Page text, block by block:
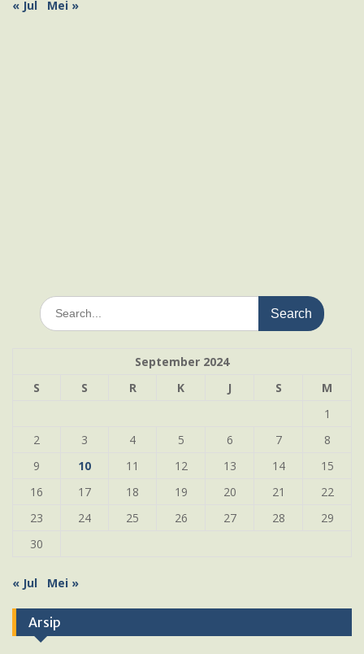
« Jul Mei »
Search
for:
September 2024
S
S R K J S
M
1
2
3 4 5 6 7
8
9
10 11 12 13 14
15
16
17 18 19 20 21
22
23
24 25 26 27 28
29
30
« Jul Mei »
Arsip